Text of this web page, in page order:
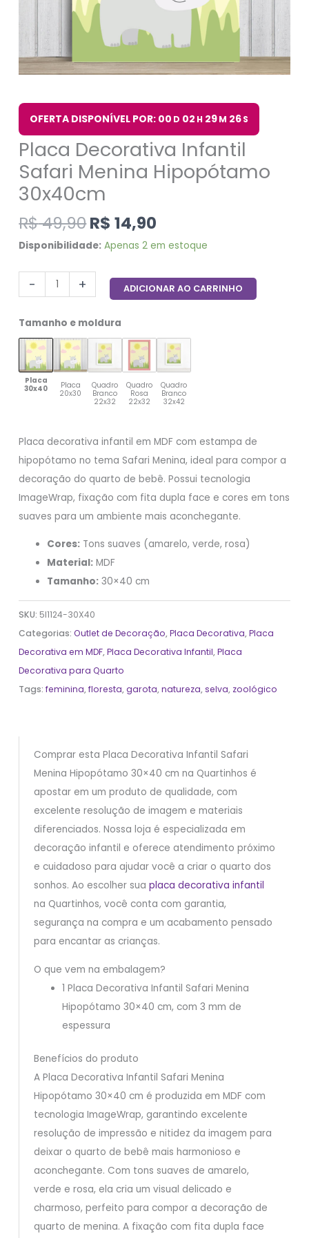
OFERTA DISPONÍVEL POR: 00 D 02 H 29M 25S
Placa Decorativa Infantil
Safari Menina Hipopótamo
30x40cm
R$49,90R$ 14,90
Disponibilidade: Apenas 2 em estoque
- + ADICIONAR AO CARRINHO
Tamanho e moldura
Placa
30x40
Placa
20x30
Quadro
Branco
22x32
Quadro
Rosa
22x32
Quadro
Branco
32x42
Placa decorativa infantil em MDF com estampa de
hipopótamo no tema Safari Menina, ideal para compor a
decoração do quarto de bebê. Possui tecnologia
ImageWrap, fixação com fita dupla face e cores em tons
suaves para um ambiente mais aconchegante.
Cores: Tons suaves (amarelo, verde, rosa)
Material: MDF
Tamanho: 30×40 cm
SKU: 5I1124-30X40
Categorias:Outlet de Decoração,Placa Decorativa,Placa
Decorativa em MDF,Placa Decorativa Infantil,Placa
Decorativa para Quarto
Tags:feminina,floresta,garota,natureza,selva, zoológico
Comprar esta Placa Decorativa Infantil Safari
Menina Hipopótamo 30×40 cm na Quartinhos é
apostar em um produto de qualidade, com
excelente resolução de imagem e materiais
diferenciados. Nossa loja é especializada em
decoração infantil e oferece atendimento próximo
e cuidadoso para ajudar você a criar o quarto dos
sonhos. Ao escolher sua placa decorativa infantil
na Quartinhos, você conta com garantia,
segurança na compra e um acabamento pensado
para encantar as crianças.
O que vem na embalagem?
1 Placa Decorativa Infantil Safari Menina
Hipopótamo 30×40 cm, com 3 mm de
espessura
Benefícios do produto
A Placa Decorativa Infantil Safari Menina
Hipopótamo 30×40 cm é produzida em MDF com
tecnologia ImageWrap, garantindo excelente
resolução de impressão e nitidez da imagem para
deixar o quarto de bebê mais harmonioso e
aconchegante. Com tons suaves de amarelo,
verde e rosa, ela cria um visual delicado e
charmoso, perfeito para compor a decoração de
quarto de menina. A fixação com fita dupla face